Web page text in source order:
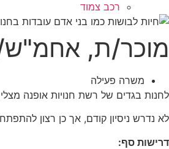
רכב צמוד
מוכר/ת, אחמ"ש/
משרה פעילה
לחנות בגדים של רשת חנויות אופנה
לא נדרש ניסיון קודם, אך כן רצון להתפתח
דרישות סף: